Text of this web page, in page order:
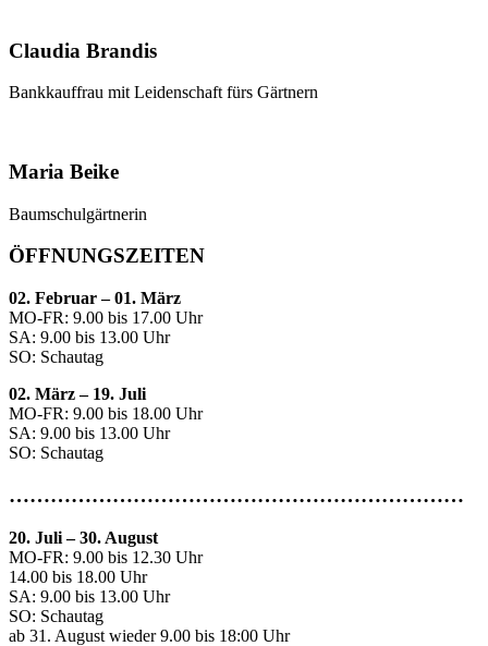
Claudia Brandis
Bankkauffrau mit Leidenschaft fürs Gärtnern
Maria Beike
Baumschulgärtnerin
ÖFFNUNGSZEITEN
02. Februar – 01. März
MO-FR: 9.00 bis 17.00 Uhr
SA: 9.00 bis 13.00 Uhr
SO: Schautag
02. März – 19. Juli
MO-FR: 9.00 bis 18.00 Uhr
SA: 9.00 bis 13.00 Uhr
SO: Schautag
…………………………………………………………
20. Juli–30. August
MO-FR: 9.00 bis 12.30 Uhr
14.00 bis 18.00 Uhr
SA: 9.00 bis 13.00 Uhr
SO: Schautag
ab 31. August wieder 9.00 bis 18:00 Uhr